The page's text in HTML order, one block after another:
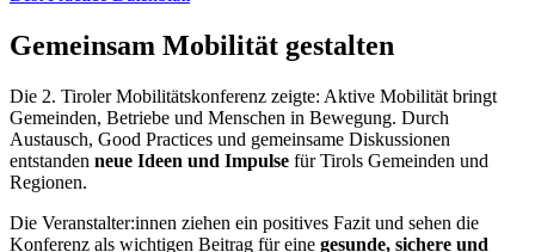
Gemeinsam Mobilität gestalten
Die 2. Tiroler Mobilitätskonferenz zeigte: Aktive Mobilität bringt
Gemeinden, Betriebe und Menschen in Bewegung. Durch
Austausch, Good Practices und gemeinsame Diskussionen
entstanden neue Ideen und Impulse für Tirols Gemeinden und
Regionen.
Die Veranstalter:innen ziehen ein positives Fazit und sehen die
Konferenz als wichtigen Beitrag für eine gesunde, sichere und